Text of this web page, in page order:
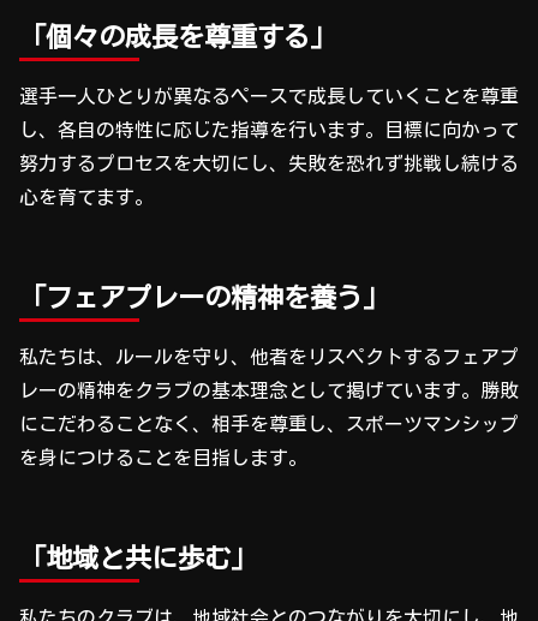
「個々の成長を尊重する」
選手一人ひとりが異なるペースで成長していくことを尊重
し、各自の特性に応じた指導を行います。目標に向かって
努力するプロセスを大切にし、失敗を恐れず挑戦し続ける
心を育てます。
「フェアプレーの精神を養う」
私たちは、ルールを守り、他者をリスペクトするフェアプ
レーの精神をクラブの基本理念として掲げています。勝敗
にこだわることなく、相手を尊重し、スポーツマンシップ
を身につけることを目指します。
「地域と共に歩む」